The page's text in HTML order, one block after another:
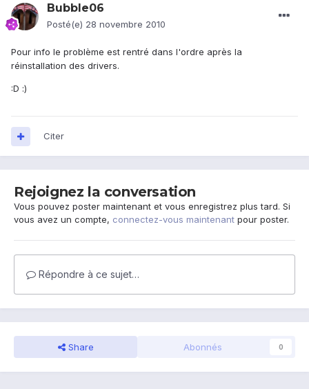
Bubble06
Posté(e) 28 novembre 2010
Pour info le problème est rentré dans l'ordre après la
réinstallation des drivers.
:D :)
Citer
Rejoignez la conversation
Vous pouvez poster maintenant et vous enregistrez plus tard. Si
vous avez un compte, connectez-vous maintenant pour poster.
Répondre à ce sujet…
Share Abonnés 0